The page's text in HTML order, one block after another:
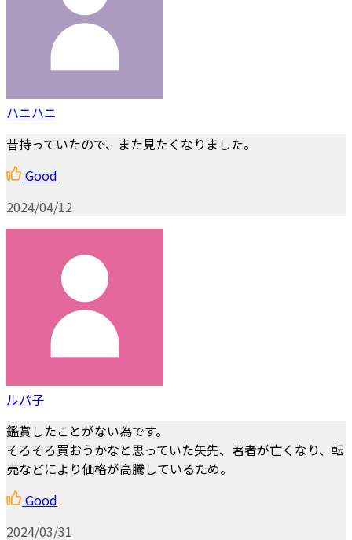
ハニハニ
昔持っていたので、また見たくなりました。
Good
2024/04/12
ルパ子
鑑賞したことがない為です。
そろそろ買おうかなと思っていた矢先、著者が亡くなり、転
売などにより価格が高騰しているため。
Good
2024/03/31